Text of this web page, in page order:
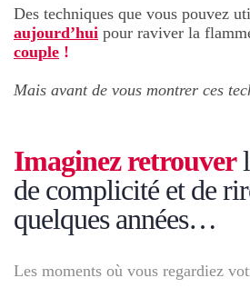
Des techniques que vous pouvez
aujourd’hui pour raviver la
couple !
Mais avant de vous montrer ces
Imaginezretrouver
de complicité et de
quelques années…
Les moments où vous regardiez